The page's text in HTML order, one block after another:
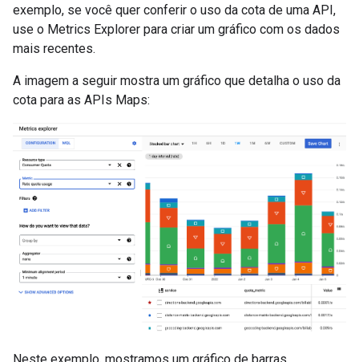
exemplo, se você quer conferir o uso da cota de uma API,
use o Metrics Explorer para criar um gráfico com os dados
mais recentes.
A imagem a seguir mostra um gráfico que detalha o uso da
cota para as APIs Maps: